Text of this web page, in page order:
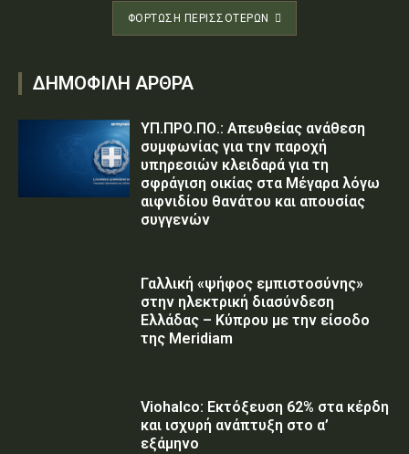
ΦΌΡΤΩΣΗ ΠΕΡΙΣΣΟΤΈΡΩΝ
ΔΗΜΟΦΙΛΗ ΑΡΘΡΑ
ΥΠ.ΠΡΟ.ΠΟ.: Απευθείας ανάθεση
συμφωνίας για την παροχή
υπηρεσιών κλειδαρά για τη
σφράγιση οικίας στα Μέγαρα λόγω
αιφνιδίου θανάτου και απουσίας
συγγενών
Γαλλική «ψήφος εμπιστοσύνης»
στην ηλεκτρική διασύνδεση
Ελλάδας – Κύπρου με την είσοδο
της Meridiam
Viohalco: Εκτόξευση 62% στα κέρδη
και ισχυρή ανάπτυξη στο α’
εξάμηνο